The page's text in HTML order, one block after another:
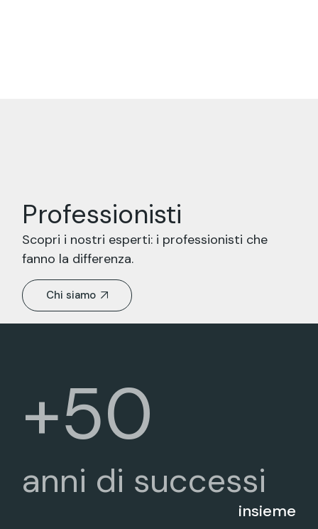
Professionisti
Scopri i nostri esperti: i professionisti che
fanno la differenza.
Chi siamo
+50
anni di successi
insieme